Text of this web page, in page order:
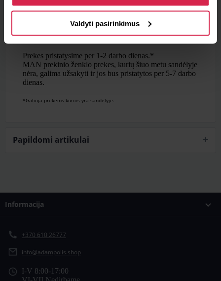
https://www.allaboutcookies.org/
Valdyti pasirinkimus
Pristatymas pasirinktu adresu
pristatymas Lietuvoje užsakymams nuo
50€.
Prekes pristatysime per 1-2 darbo dienas.*
MAN prekinio ženklo prekes, kurių šiuo metu sandėlyje
nėra, galima užsakyti ir jos bus pristatytos per 5-7 darbo
dienas.
*Galioja prekėms kurios yra sandėlyje.
Papildomi artikulai
Informacija
+370 610 26777
info@adampolis.shop
I-V 8:00-17:00